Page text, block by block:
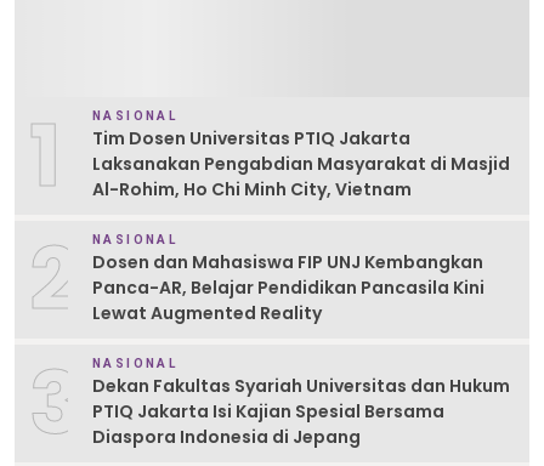
1 NASIONAL
Tim Dosen Universitas PTIQ Jakarta
Laksanakan Pengabdian Masyarakat di Masjid
Al-Rohim, Ho Chi Minh City, Vietnam
2 NASIONAL
Dosen dan Mahasiswa FIP UNJ Kembangkan
Panca-AR, Belajar Pendidikan Pancasila Kini
Lewat Augmented Reality
3 NASIONAL
Dekan Fakultas Syariah Universitas dan Hukum
PTIQ Jakarta Isi Kajian Spesial Bersama
Diaspora Indonesia di Jepang